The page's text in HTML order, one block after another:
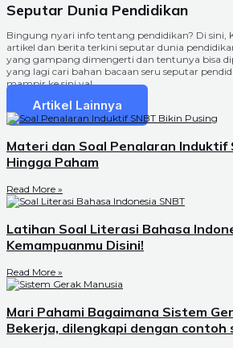
Seputar Dunia Pendidikan
Bingung nyari info tentang pendidikan? Di
artikel dan berita terkini seputar dunia
yang gampang dimengerti dan tentunya bisa
yang lagi cari bahan bacaan seru seputar
mampir ke sini ya!
Artikel Lainnya
Materi dan Soal Penalaran Induktif
Hingga Paham
Read More »
Latihan Soal Literasi Bahasa
Kemampuanmu Disini!
Read More »
Mari Pahami Bagaimana Sistem
Bekerja, dilengkapi dengan contoh